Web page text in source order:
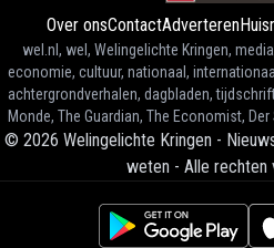
Over onsContactAdverteren
wel.nl, wel, Welingelichte Kringen,
economie, cultuur, nationaal,
achtergrondverhalen, dagbladen,
Monde, The Guardian, The Economist,
© 2026 Welingelichte Kringen -
weten - Alle rechten